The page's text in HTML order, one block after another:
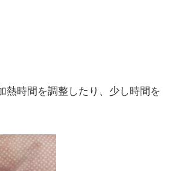
熱時間を調整したり、少し時間を